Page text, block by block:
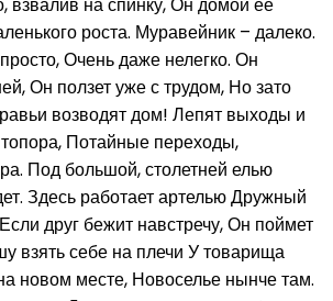
роста. Муравейник – далеко.
Очень даже нелегко. Он
Он ползет уже с трудом, Но зато
возводят дом! Лепят выходы и
Потайные переходы,
Под большой, столетней елью
Здесь работает артелью Дружный
друг бежит навстречу, Он поймет
взять себе на плечи У товарища
новом месте, Новоселье нынче там.